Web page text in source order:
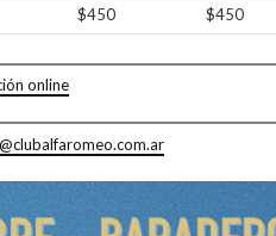
$450 $450
online